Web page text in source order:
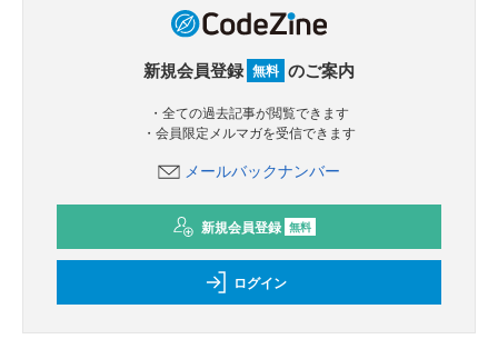
新規会員登録 無料 のご案内
・全ての過去記事が閲覧できます
・会員限定メルマガを受信できます
メールバックナンバー
新規会員登録 無料
ログイン